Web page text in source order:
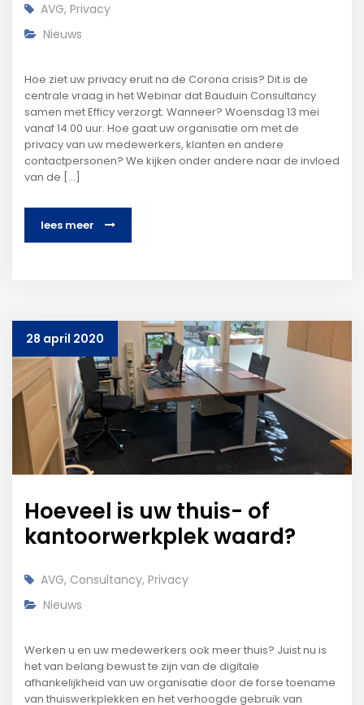
AVG, Privacy
Nieuws
Hoe ziet uw privacy eruit na de Corona crisis? Dit is de
centrale vraag in het Webinar dat Bauduin Consultancy
samen met Efficy verzorgt. Wanneer? Woensdag 13 mei
vanaf 14.00 uur. Hoe gaat uw organisatie om met de
privacy van uw medewerkers, klanten en andere
contactpersonen? We kijken onder andere naar de invloed
van de [...]
lees meer
28 april 2020
Hoeveel is uw thuis- of
kantoorwerkplek waard?
AVG, Consultancy, Privacy
Nieuws
Werken u en uw medewerkers ook meer thuis? Juist nu is
het van belang bewust te zijn van de digitale
afhankelijkheid van uw organisatie door de forse toename
van thuiswerkplekken en het verhoogde gebruik van